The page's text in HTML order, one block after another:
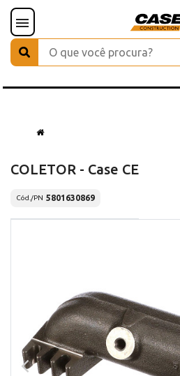
COLETOR - Case CE
Cód./PN 5801630869